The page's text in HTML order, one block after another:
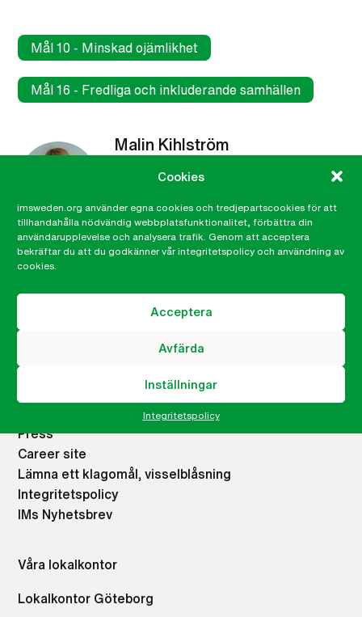
Cookies
imsweden.org använder egna cookies och tredjepartscookies för att
tillhandahålla nödvändig webbplatsfunktionalitet, förbättra din
användarupplevelse och analysera trafik. Genom att acceptera
bekräftar du att du godkänner vår integritetspolicy och användning av
cookies.
Acceptera
Avfärda
Inställningar
Integritetspolicy
Mål 10 - Minskad ojämlikhet
Mål 16 - Fredliga och inkluderande samhällen
Malin Kihlström
046-32 99 76
Press
Career site
Lämna ett klagomål, visselblåsning
Integritetspolicy
IMs Nyhetsbrev
Våra lokalkontor
Lokalkontor Göteborg